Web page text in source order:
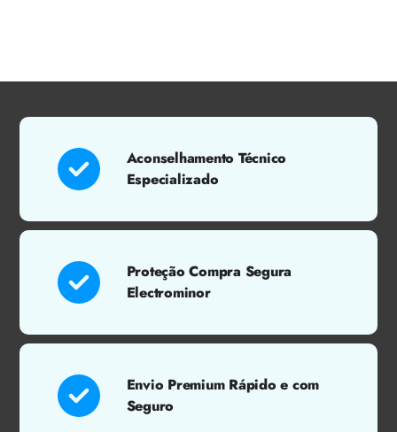
Aconselhamento Técnico
Especializado
Proteção Compra Segura
Electrominor
Envio Premium Rápido e com
Seguro